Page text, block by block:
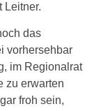
Leitner.
das
vorhersehbar
im Regionalrat
zu erwarten
froh sein,